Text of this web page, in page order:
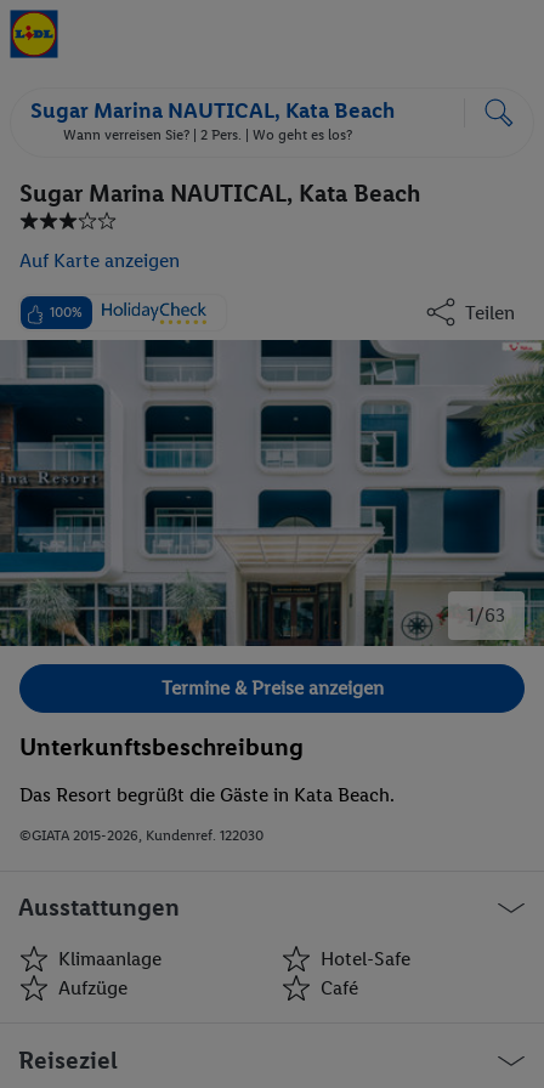
Sugar Marina NAUTICAL, Kata Beach
Wann verreisen Sie? | 2 Pers. | Wo geht es los?
Sugar Marina NAUTICAL, Kata Beach
Auf Karte anzeigen
100% Teilen
1/63
Bild 1 von 63.
Termine & Preise anzeigen
Unterkunftsbeschreibung
Das Resort begrüßt die Gäste in Kata Beach.
©GIATA 2015-2026, Kundenref. 122030
Ausstattungen
Klimaanlage
Hotel-Safe
Aufzüge
Café
Aufzüge
Reiseziel